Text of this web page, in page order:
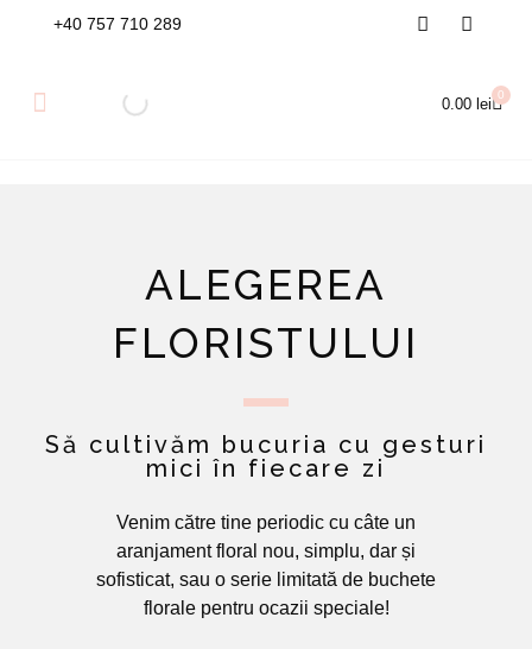
+40 757 710 289
F
I
a
0.00 lei 0
Cart
ALEGEREA
FLORISTULUI
Să cultivăm bucuria cu gesturi
mici în fiecare zi
Venim către tine periodic cu câte un
aranjament floral nou, simplu, dar și
sofisticat, sau o serie limitată de buchete
florale pentru ocazii speciale!